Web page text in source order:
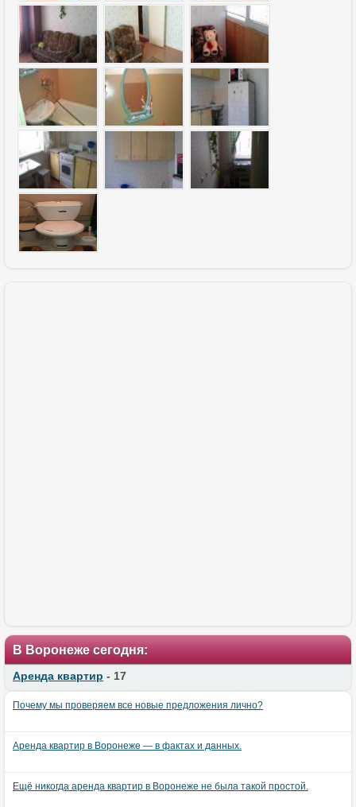
В Воронеже сегодня:
Аренда квартир - 17
Почему мы проверяем все новые предложения лично?
Аренда квартир в Воронеже — в фактах и данных.
Ещё никогда аренда квартир в Воронеже не была такой простой.